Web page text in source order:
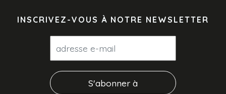
INSCRIVEZ-VOUS À NOTRE NEWSLETTER